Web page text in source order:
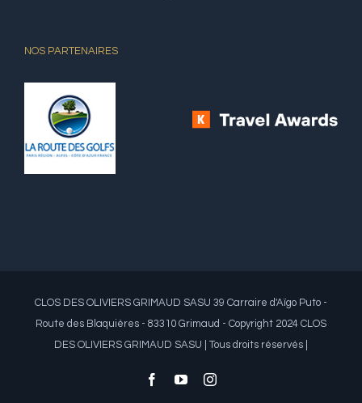
NOS PARTENAIRES
CLOS DES OLIVIERS GRIMAUD SASU 39 Carraire d'Aïgo Puto -
Route des Blaquières - 83310 Grimaud - Copyright 2024 CLOS
DES OLIVIERS GRIMAUD SASU | Tous droits réservés |
FacebookYouTubeInstagram